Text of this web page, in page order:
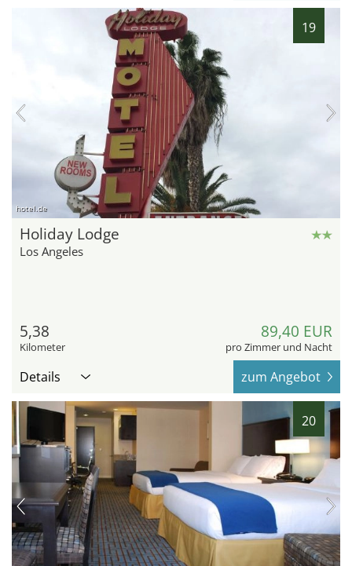
19
hotel.de
Holiday Lodge
Los Angeles
5,38
Kilometer
89,40 EUR
pro Zimmer und Nacht
Details zum Angebot
20